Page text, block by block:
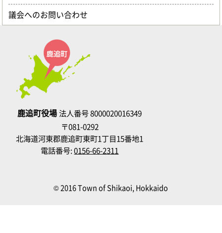
議会へのお問い合わせ
鹿追町役場法人番号 8000020016349
〒081-0292
北海道河東郡鹿追町東町1丁目15番地1
電話番号:0156-66-2311
© 2016 Town of Shikaoi, Hokkaido